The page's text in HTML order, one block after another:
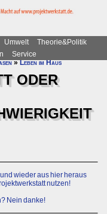
Umwelt
Theorie&Politik
Service
»Leben im Haus
ODER
wieder aus hier heraus
nutzen!
Nein danke!